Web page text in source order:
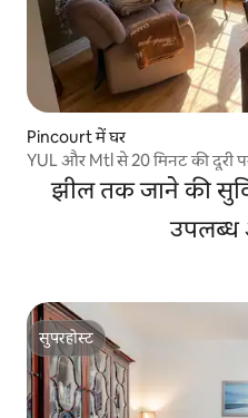
Pincourt में घर
YUL और Mtl से 20 मिनट की दूरी
झील तक जाने की
उपलब्ध
सुपरहोस्ट
सुपरहोस्ट